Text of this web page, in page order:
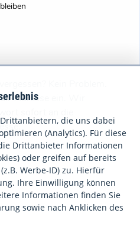
Adresse ein. Wir
die uns dabei
(Analytics). Für diese
Drittanbieter Informationen
oder greifen auf bereits
Werbe-ID) zu. Hierfür
Ihre Einwilligung können
Informationen finden Sie
sowie nach Anklicken des